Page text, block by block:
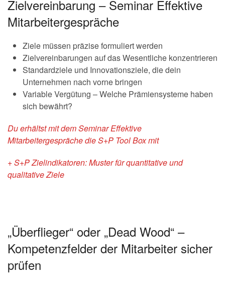
Zielvereinbarung – Seminar Effektive
Mitarbeitergespräche
Ziele müssen präzise formuliert werden
Zielvereinbarungen auf das Wesentliche konzentrieren
Standardziele und Innovationsziele, die dein
Unternehmen nach vorne bringen
Variable Vergütung – Welche Prämiensysteme haben
sich bewährt?
Du erhältst mit dem Seminar Effektive
Mitarbeitergespräche die S+P Tool Box mit
+ S+P Zielindikatoren: Muster für quantitative und
qualitative Ziele
„Überflieger“ oder „Dead Wood“ –
Kompetenzfelder der Mitarbeiter sicher
prüfen